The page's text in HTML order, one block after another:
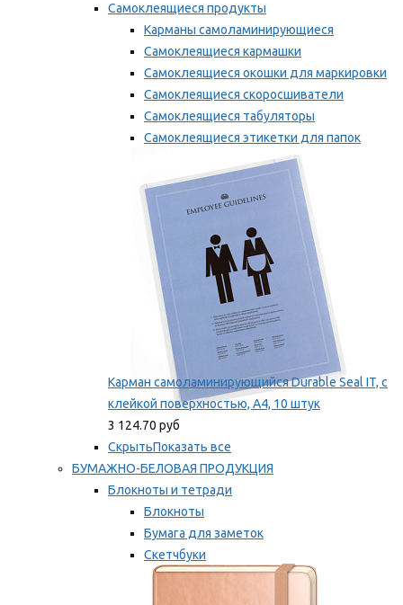
Самоклеящиеся продукты
Карманы самоламинирующиеся
Самоклеящиеся кармашки
Самоклеящиеся окошки для маркировки
Самоклеящиеся скоросшиватели
Самоклеящиеся табуляторы
Самоклеящиеся этикетки для папок
Таблички для маркировки
Мы рекомендуем
Карман самоламинирующийся Durable Seal IT, с
клейкой поверхностью, A4, 10 штук
3 124.70 руб
СкрытьПоказать все
БУМАЖНО-БЕЛОВАЯ ПРОДУКЦИЯ
Блокноты и тетради
Блокноты
Бумага для заметок
Скетчбуки
Тетради